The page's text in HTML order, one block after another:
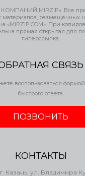
КОМПАНИЙ MIRZIP». Все
размещённых
«MIRZIP.COM». При
прямая открытая для
гиперссылка.
СВЯЗЬ
воспользоваться
быстрого ответа.
ПОЗВОНИТЬ
КОНТАКТЫ
г. Казань, ул. Владимира